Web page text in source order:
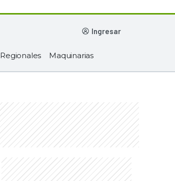
ingresar
Regionales Maquinarias